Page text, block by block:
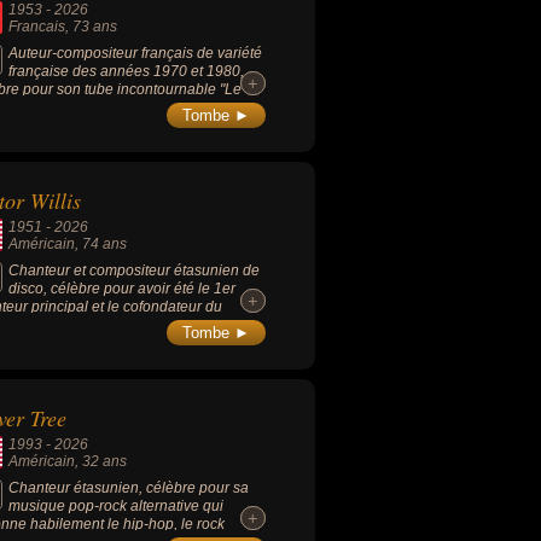
par une partition au titre
: « Paroles de l'ange adressées
» (1959).
1953 -2026
Francais , 73 ans
Auteur-compositeur français de variété
française des années 1970 et 1980,
pour son tube incontournable "Le
de soleil" (interprété par Richard
en 1979), mais aussi Michel
+
+
Tombe ►
Willis
1951 -2026
Américain , 74 ans
Chanteur et compositeur étasunien de
disco, célèbre pour avoir été le 1er
principal et le cofondateur du
disco Village People (à la fin des
1970) où il incarnait les
notamment les titres mondiaux
"Macho Man" et "In the Navy".
+
+
Tombe ►
Tree
1993 -2026
Américain, 32 ans
Chanteur étasunien, célèbre pour sa
musique pop-rock alternative qui
habilement le hip-hop, le rock
+
+